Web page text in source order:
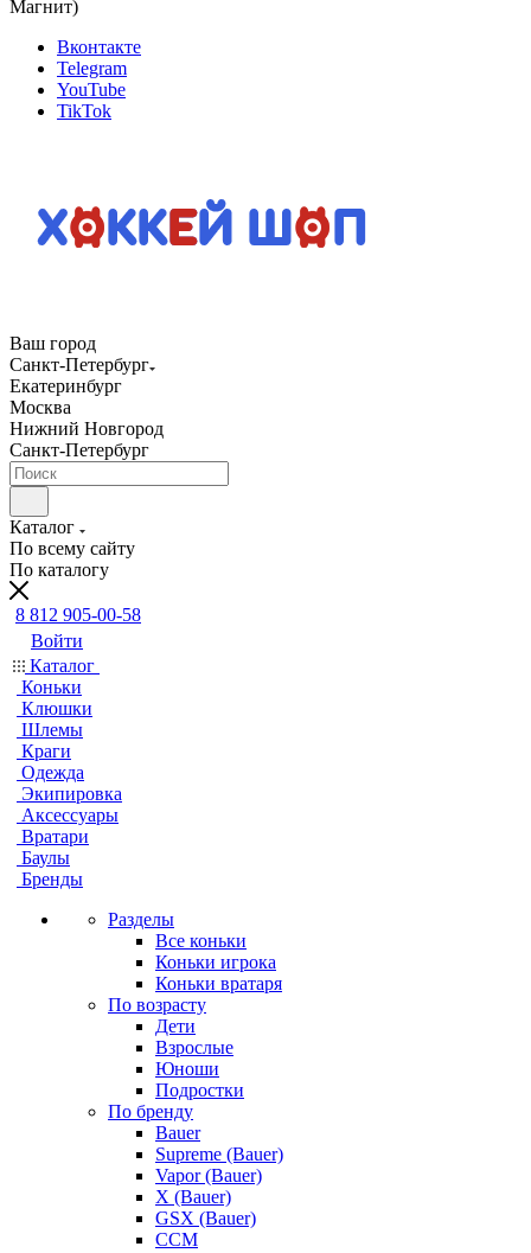
Магнит)
Вконтакте
Telegram
YouTube
TikTok
Ваш город
Санкт-Петербург
Екатеринбург
Москва
Нижний Новгород
Санкт-Петербург
Каталог
По всему сайту
По каталогу
8 812 905-00-58
Войти
Каталог
Коньки
Клюшки
Шлемы
Краги
Одежда
Экипировка
Аксессуары
Вратари
Баулы
Бренды
Разделы
Все коньки
Коньки игрока
Коньки вратаря
По возрасту
Дети
Взрослые
Юноши
Подростки
По бренду
Bauer
Supreme (Bauer)
Vapor (Bauer)
X (Bauer)
GSX (Bauer)
CCM